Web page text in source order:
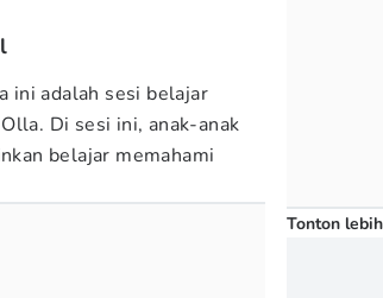
ini adalah sesi belajar
Di sesi ini, anak-anak
belajar memahami
Tonton